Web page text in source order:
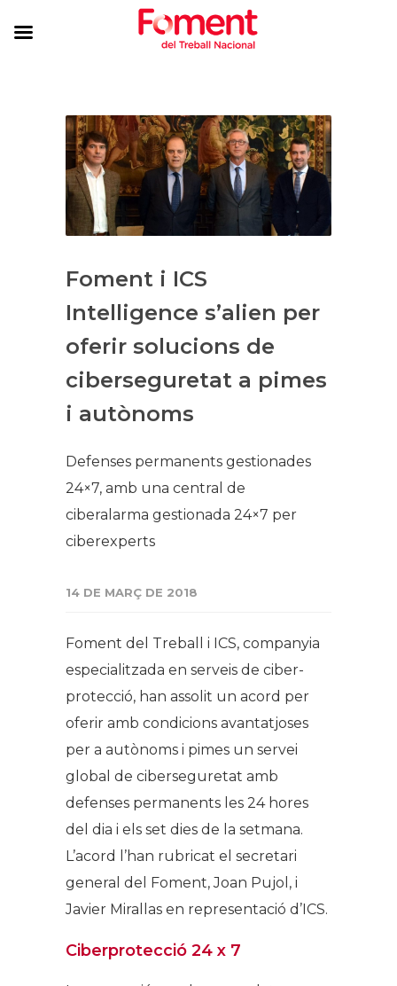
Foment i ICS
Intelligence s’alien per
oferir solucions de
ciberseguretat a pimes
i autònoms
Defenses permanents gestionades
24×7, amb una central de
ciberalarma gestionada 24×7 per
ciberexperts
14 DE MARÇ DE 2018
Foment del Treball i ICS, companyia
especialitzada en serveis de ciber-
protecció, han assolit un acord per
oferir amb condicions avantatjoses
per a autònoms i pimes un servei
global de ciberseguretat amb
defenses permanents les 24 hores
del dia i els set dies de la setmana.
L’acord l’han rubricat el secretari
general del Foment, Joan Pujol, i
Javier Mirallas en representació d’ICS.
Ciberprotecció 24 x 7